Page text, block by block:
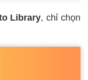
Library, chỉ chọn